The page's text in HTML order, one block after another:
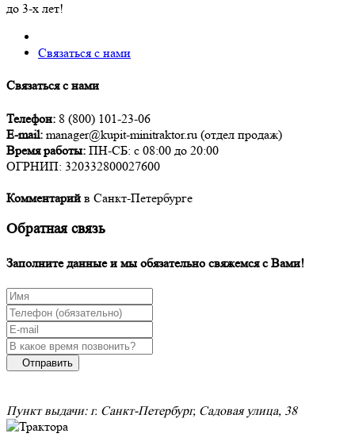
до 3-х лет!
Связаться с нами
Связаться с нами
Телефон: 8 (800) 101-23-06
E-mail: manager@kupit-minitraktor.ru (отдел продаж)
Время работы: ПН-СБ: c 08:00 до 20:00
ОГРНИП: 320332800027600
Комментарий в Санкт-Петербурге
Обратная связь
Заполните данные и мы обязательно свяжемся с Вами!
Отправить
Пункт выдачи: г. Санкт-Петербург, Садовая улица, 38